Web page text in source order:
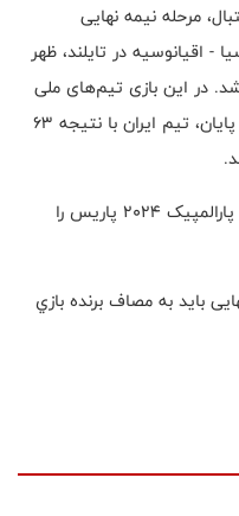
مرحله نیمه نهایی
- اقیانوسیه در تایلند، ظهر
شد. در این بازی تیم‌های ملی
ایران و ژاپن به مصاف هم رفتند که در پایان، تیم ايران با نتيجه 63
تیم قهرمانی سهمیه حضور در بازی‌های پارالمپیک 2024 پاریس را
باید به مصاف برنده بازي